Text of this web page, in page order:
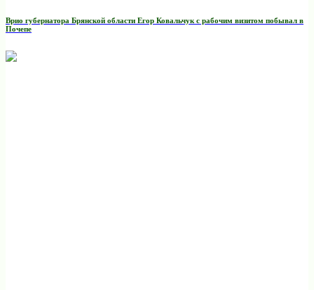
Врио губернатора Брянской области Егор Ковальчук с рабочим визитом побывал в
Почепе